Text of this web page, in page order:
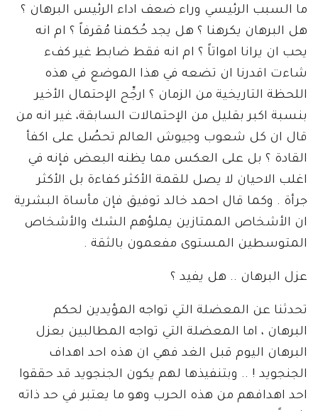
ما السبب الرئيسي وراء ضعف اداء الرئيس البرهان ؟
هل البرهان يكرهنا ؟ هل يجد حُكمنا مُقرفاً ؟ ام انه
يحب ان يرانا امواتاً ؟ ام انه فقط ضابط غير كفء
شاءت اقدرنا ان تضعه في هذا الموضع في هذه
اللحظة التاريخية من الزمان ؟ ارجِّح الإحتمال الأخير
بنسبة اكبر بقليل من الإحتمالات السابقة، غير انه من
قال ان كل شعوب وجيوش العالم تحصُل على اكفأ
القادة ؟ بل على العكس مما يظنه البعض فإنه في
اغلب الاحيان لا يصل للقمة الأكثر كفاءة بل الأكثر
جرأة . وكما قال احمد خالد توفيق فإن مأساة البشرية
ان الأشخاص الممتازين يملؤهم الشك والأشخاص
المتوسطين المستوى مفعمون بالثقة .
عزل البرهان .. هل يفيد ؟
تحدثنا عن المعضلة التي تواجه المؤيدين لحكم
البرهان ، اما المعضلة التي تواجه المطالبين بعزل
البرهان اليوم قبل الغد فهي ان هذه احد اهداف
الجنجويد ! .. وبتنفيذها لهم يكون الجنجويد قد حققوا
احد اهدافهم من هذه الحرب وهو ما يعتبر في حد ذاته